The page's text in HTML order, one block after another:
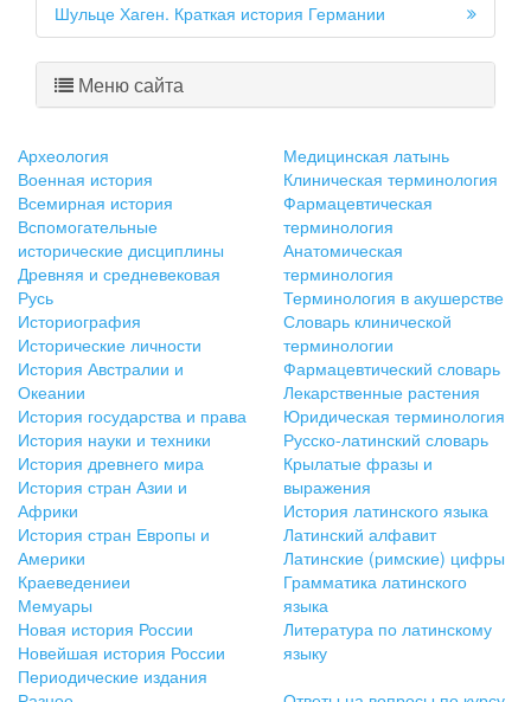
Шульце Хаген. Краткая история Германии
Меню сайта
Археология
Военная история
Всемирная история
Вспомогательные
исторические дисциплины
Древняя и средневековая
Русь
Историография
Исторические личности
История Австралии и
Океании
История государства и права
История науки и техники
История древнего мира
История стран Азии и
Африки
История стран Европы и
Америки
Краеведениеи
Мемуары
Новая история России
Новейшая история России
Периодические издания
Медицинская латынь
Клиническая терминология
Фармацевтическая
терминология
Анатомическая
терминология
Терминология в акушерстве
Словарь клинической
терминологии
Фармацевтический словарь
Лекарственные растения
Юридическая терминология
Русско-латинский словарь
Крылатые фразы и
выражения
История латинского языка
Латинский алфавит
Латинские (римские) цифры
Грамматика латинского
языка
Литература по латинскому
языку